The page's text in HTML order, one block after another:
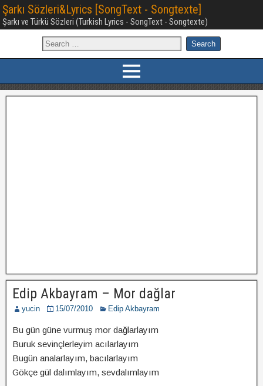
Şarkı Sözleri&Lyrics [SongText - Songtexte]
Şarkı ve Türkü Sözleri (Turkish Lyrics - SongText - Songtexte)
Edip Akbayram – Mor dağlar
yucin 15/07/2010 Edip Akbayram
Bu gün güne vurmuş mor dağlarlayım
Buruk sevinçlerleyim acılarlayım
Bugün analarlayım, bacılarlayım
Gökçe gül dalımlayım, sevdalımlayım